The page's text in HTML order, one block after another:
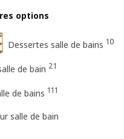
options
Dessertes salle de bains 10
de bain 21
de bains 111
salle de bain